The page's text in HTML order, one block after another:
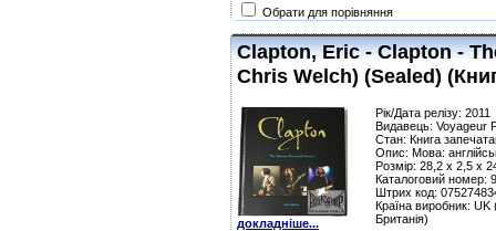
Обрати для порівняння
Clapton, Eric - Clapton -
Chris Welch) (Sealed)
докладніше...
Рік/Дата релізу: 2011
Видавець: Voyageur
Стан: Книга
Опис: Мова:
Розмір: 28,2 x 2,5 x
Каталоговий номер:
Штрих код:
Країна виробник:
Британія)